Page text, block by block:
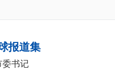
报道集
委书记